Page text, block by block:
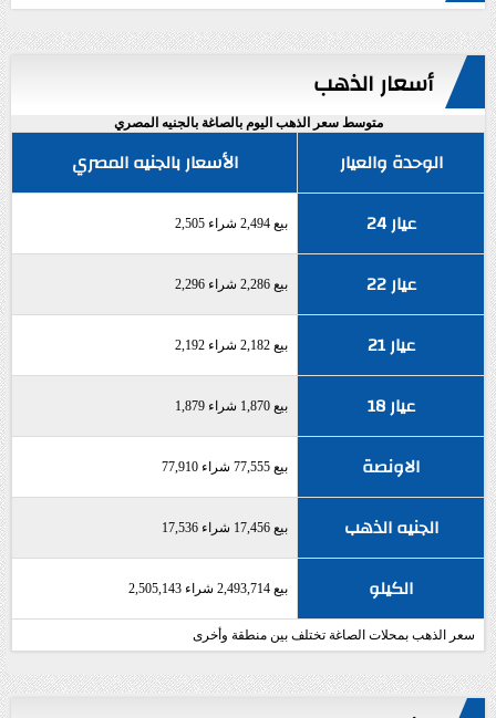
أسعار الذهب
متوسط سعر الذهب اليوم بالصاغة بالجنيه المصري
الوحدة والعيار
الأسعار بالجنيه المصري
عيار 24
بيع 2,494 شراء 2,505
عيار 22 بيع 2,286 شراء 2,296
عيار 21 بيع 2,182 شراء 2,192
عيار 18 بيع 1,870 شراء 1,879
الاونصة بيع 77,555 شراء 77,910
الجنيه الذهب بيع 17,456 شراء 17,536
الكيلو بيع 2,493,714 شراء 2,505,143
سعر الذهب بمحلات الصاغة تختلف بين منطقة وأخرى